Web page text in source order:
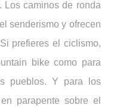
Los caminos de ronda
senderismo y ofrecen
prefieres el ciclismo,
bike como para
pueblos. Y para los
parapente sobre el